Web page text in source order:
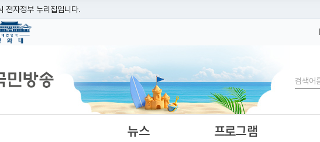
전자정부 누리집입니다.
도메인 주소를 사용하고 있다면 아래 URL에서 도메인 주소를 확인해 보세요
검색
뉴스 프로그램